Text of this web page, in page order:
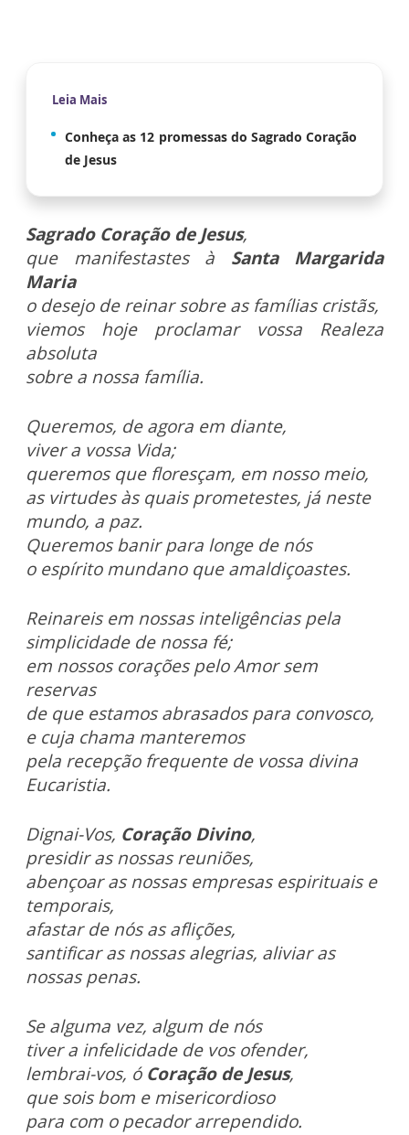
Leia Mais
Conheça as 12 promessas do Sagrado Coração
de Jesus
Sagrado Coração de Jesus,
que manifestastes à Santa Margarida
Maria
o desejo de reinar sobre as famílias cristãs,
viemos hoje proclamar vossa Realeza
absoluta
sobre a nossa família.
Queremos, de agora em diante,
viver a vossa Vida;
queremos que floresçam, em nosso meio,
as virtudes às quais prometestes, já neste
mundo, a paz.
Queremos banir para longe de nós
o espírito mundano que amaldiçoastes.
Reinareis em nossas inteligências pela
simplicidade de nossa fé;
em nossos corações pelo Amor sem
reservas
de que estamos abrasados para convosco,
e cuja chama manteremos
pela recepção frequente de vossa divina
Eucaristia.
Dignai-Vos, Coração Divino,
presidir as nossas reuniões,
abençoar as nossas empresas espirituais e
temporais,
afastar de nós as aflições,
santificar as nossas alegrias, aliviar as
nossas penas.
Se alguma vez, algum de nós
tiver a infelicidade de vos ofender,
lembrai-vos, ó Coração de Jesus,
que sois bom e misericordioso
para com o pecador arrependido.